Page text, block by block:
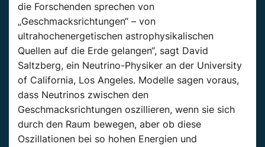
die Forschenden sprechen von
„Geschmacksrichtungen“ – von
ultrahochenergetischen astrophysikalischen
Quellen auf die Erde gelangen“, sagt David
Saltzberg, ein Neutrino-Physiker an der University
of California, Los Angeles. Modelle sagen voraus,
dass Neutrinos zwischen den
Geschmacksrichtungen oszillieren, wenn sie sich
durch den Raum bewegen, aber ob diese
Oszillationen bei so hohen Energien und